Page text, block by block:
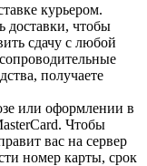
курьером.
доставки, чтобы
сдачу с любой
получаете
или оформлении в
Чтобы
вас на сервер
номер карты, срок